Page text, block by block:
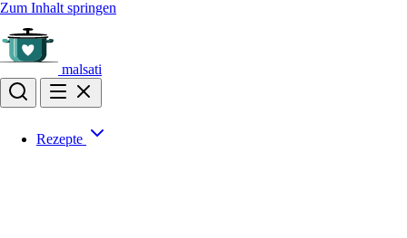
Zum Inhalt springen
malsati
Rezepte